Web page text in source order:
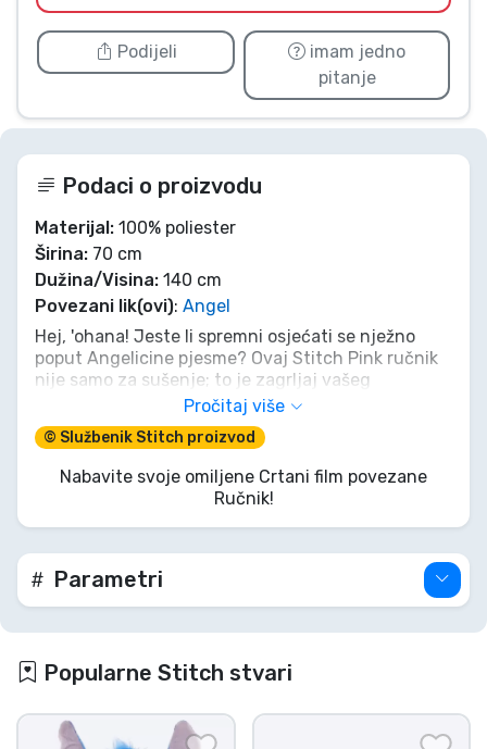
Podijeli
imam jedno
pitanje
Podaci o proizvodu
Materijal: 100% poliester
Širina: 70 cm
Dužina/Visina: 140 cm
Povezani lik(ovi): Angel
Hej, 'ohana! Jeste li spremni osjećati se nježno
poput Angelicine pjesme? Ovaj Stitch Pink ručnik
nije samo za sušenje; to je zagrljaj vašeg
omiljenog ružičastog izvanzemaljskog
eksperimenta! Umotajte se u udobnost i dopustite
da vas okruže dobre vibracije aloha. Nemojte biti
mali problematičar, zgrabite ga prije nego što ih
Gantu sve ukrade! Super je sladak, super udoban i
apsolutno vrijedan velikog 'Lilo & Stitch' uzdaha
sreće. Nabavite svoj i širite aloha!
Pročitaj više
© Službenik Stitch proizvod
Nabavite svoje omiljene Crtani film povezane
Ručnik!
Parametri
Popularne Stitch stvari